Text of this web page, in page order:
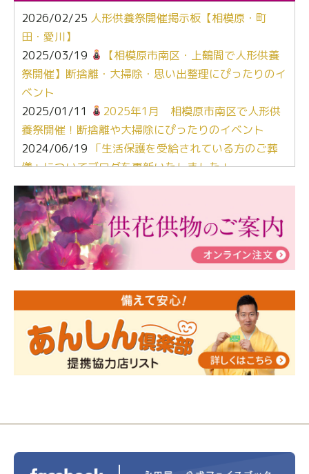
2026/02/25 人形供養祭開催掲示板【相模原・町
田・愛川】
2025/03/19
【相模原市南区・上鶴間で人形供養
祭開催】断捨離・大掃除・思い出整理にぴったりのイ
ベント
2025/01/11
2025年1月 相模原市南区で人形供
養祭開催！断捨離や大掃除にぴったりのイベント
2024/06/19 「生活保護を受給されている方のご葬
儀」についてブログを更新いたしました！
2024/03/06【終活なるほど教室】「マンガで学
ぶ！はじめてのお葬式」小さな家族葬ハウス®町田成
瀬 ご参加ありがとうございました！
2024/01/19令和6年能登半島地震災害の寄付のご報
告
人形供養 寄付のご報告
2023/12/16終活なるほど教室＠小さな家族葬ハウ
ス®上鶴間 エンディングノートを書いてみよう！
2023/11/29 永田屋創業110周年記念式典 レンブラ
ントホテル東京町田